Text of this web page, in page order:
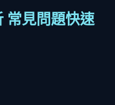
常見問題快速